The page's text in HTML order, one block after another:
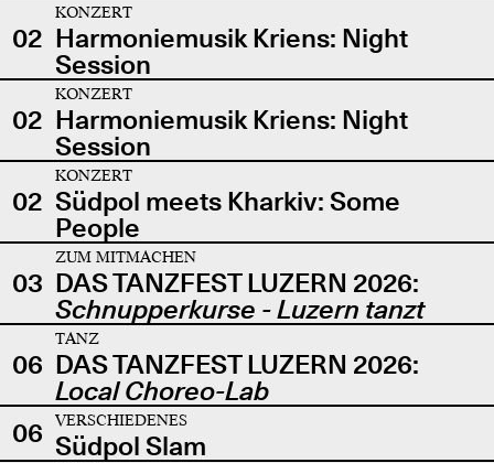
02
KONZERT
Harmoniemusik Kriens: Night
Session
02
KONZERT
Harmoniemusik Kriens: Night
Session
02
KONZERT
Südpol meets Kharkiv: Some
People
03
ZUM MITMACHEN
DAS TANZFEST LUZERN 2026:
Schnupperkurse - Luzern tanzt
06
TANZ
DAS TANZFEST LUZERN 2026:
Local Choreo-Lab
06
VERSCHIEDENES
Südpol Slam